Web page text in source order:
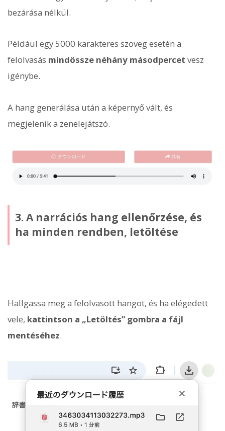
bezárása nélkül.
Például egy 5000 karakteres szöveg esetén a
felolvasás mindössze néhány másodpercet vesz
igénybe.
A hang generálása után a képernyő vált, és
megjelenik a zenelejátszó.
3. A narrációs hang ellenőrzése, és
ha minden rendben, letöltése
Hallgassa meg a felolvasott hangot, és ha elégedett
vele, kattintson a „Letöltés” gombra a fájl
mentéséhez.